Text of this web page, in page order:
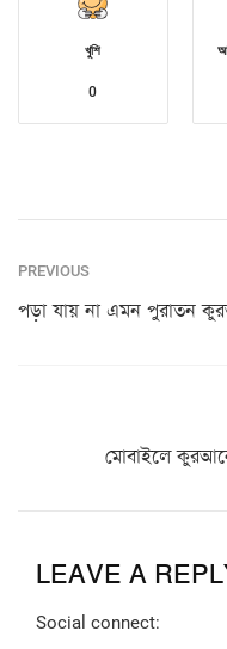
খুশি
0
PREVIOUS
পড়া যায় না এমন পুরাতন
মোবাইলে
LEAVE A
Social connect: